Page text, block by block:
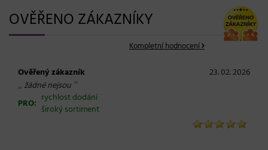
OVĚŘENO ZÁKAZNÍKY
Kompletní hodnocení
Ověřený zákazník 23. 02. 2026
„ žádné nejsou “
PRO: rychlost dodání
široký sortiment